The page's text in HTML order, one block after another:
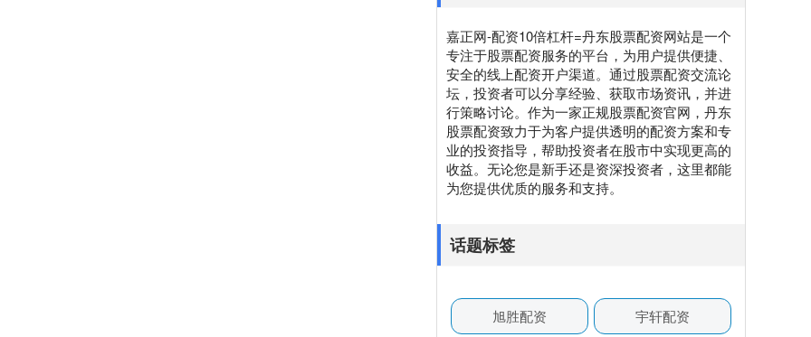
嘉正网-配资10倍杠杆=丹东股票配资网站是一个
专注于股票配资服务的平台，为用户提供便捷、
安全的线上配资开户渠道。通过股票配资交流论
坛，投资者可以分享经验、获取市场资讯，并进
行策略讨论。作为一家正规股票配资官网，丹东
股票配资致力于为客户提供透明的配资方案和专
业的投资指导，帮助投资者在股市中实现更高的
收益。无论您是新手还是资深投资者，这里都能
为您提供优质的服务和支持。
话题标签
旭胜配资 宇轩配资